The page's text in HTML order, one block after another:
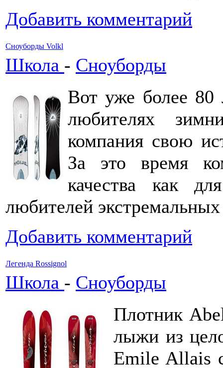
Добавить комментарий
Сноуборды Volkl
Школа - Сноуборды
Вот уже более 80
любителях
компания свою
За это время
качества как
любителей
Добавить комментарий
Легенда Rossignol
Школа - Сноуборды
Плотник
лыжи из
Emile Allais